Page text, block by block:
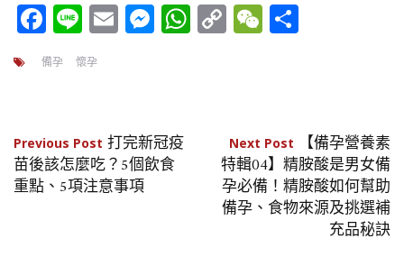
Facebook
LineEmailMessenger
WhatsApp
CopyWeChat
備孕 懷孕
文
章
Previous Post 打完新冠疫
苗後該怎麼吃？5個飲食
重點、5項注意事項
Next Post
【備孕營養素
特輯04】精胺酸是男女備
孕必備！精胺酸如何幫助
備孕、食物來源及挑選補
充品秘訣